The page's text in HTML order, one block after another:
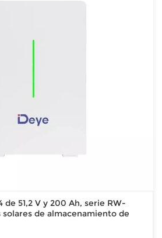
de 51,2 V y 200 Ah, serie RW-
solares de almacenamiento de